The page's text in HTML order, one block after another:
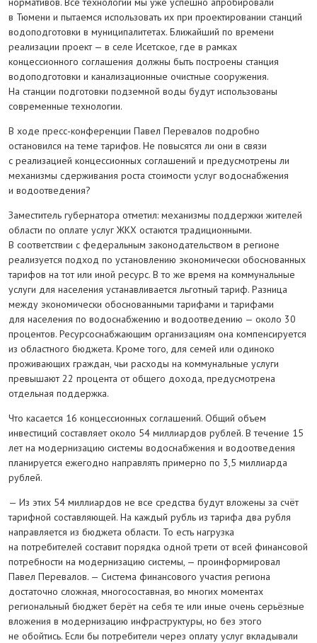
в Тюмени и пытаемся использовать их при проектировании станций
водоподготовки в муниципалитетах. Ближайший по времени
реализации проект — в селе Исетское, где в рамках
концессионного соглашения должны быть построены станция
водоподготовки и канализационные очистные сооружения.
На станции подготовки подземной воды будут использованы
современные технологии.
В ходе пресс-конференции Павел Перевалов подробно
остановился на теме тарифов. Не повысятся ли они в связи
с реализацией концессионных соглашений и предусмотрены ли
механизмы сдерживания роста стоимости услуг водоснабжения
и водоотведения?
Заместитель губернатора отметил: механизмы поддержки жителей
области по оплате услуг ЖКХ остаются традиционными.
В соответствии с федеральным законодательством в регионе
реализуется подход по установлению экономически обоснованных
тарифов на тот или иной ресурс. В то же время на коммунальные
услуги для населения устанавливается льготный тариф. Разница
между экономически обоснованными тарифами и тарифами
для населения по водоснабжению и водоотведению — около 30
процентов. Ресурсо­снабжающим организациям она компенсируется
из областного бюджета. Кроме того, для семей или одиноко
проживающих граждан, чьи расходы на коммунальные услуги
превышают 22 процента от общего дохода, предусмотрена
отдельная поддержка.
Что касается 16 концессионных соглашений. Общий объем
инвестиций составляет около 54 миллиардов рублей. В течение 15
лет на модернизацию системы водоснабжения и водоотведения
планируется ежегодно направлять примерно по 3,5 миллиарда
рублей.
— Из этих 54 миллиардов не все средства будут вложены за счёт
тарифной составляющей. На каждый рубль из тарифа два рубля
направляется из бюджета области. То есть нагрузка
на потребителей составит порядка одной трети от всей финансовой
потребности на модернизацию системы, — проинформировал
Павел Перевалов. — Система финансового участия региона
достаточно сложная, многосоставная, во многих моментах
региональный бюджет берёт на себя те или иные очень серьёзные
вложения в модернизацию инфраструктуры, но без этого
не обойтись. Если бы потребители через оплату услуг вкладывали